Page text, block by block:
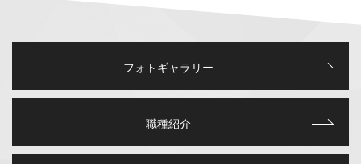
フォトギャラリー
職種紹介